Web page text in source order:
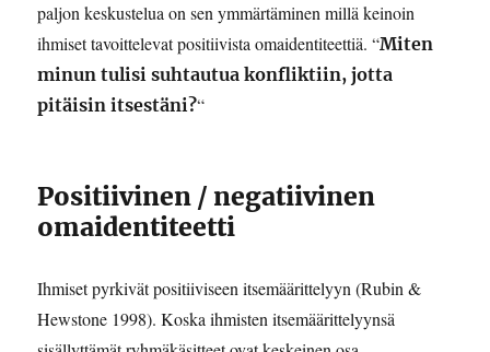
paljon keskustelua on sen ymmärtäminen millä keinoin
ihmiset tavoittelevat positiivista omaidentiteettiä. “Miten
minun tulisi suhtautua konfliktiin, jotta
pitäisin itsestäni?“
Positiivinen / negatiivinen
omaidentiteetti
Ihmiset pyrkivät positiiviseen itsemäärittelyyn (Rubin &
Hewstone 1998). Koska ihmisten itsemäärittelyynsä